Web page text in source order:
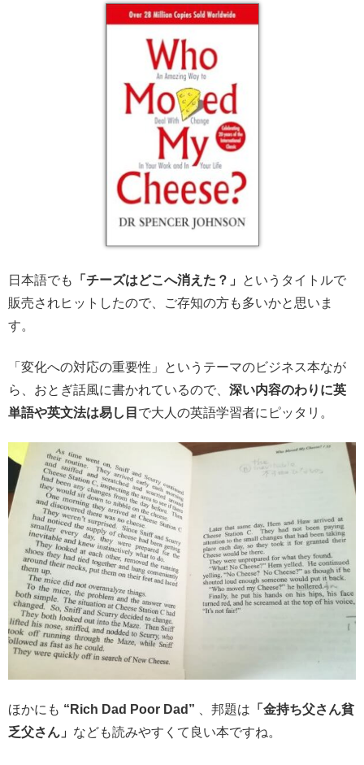
日本語でも 「チーズはどこへ消えた？」
というタイトルで
販売されヒットしたので、ご存知の方も多いかと思いま
す。
「変化への対応の重要性」というテーマのビジネス本なが
ら、おとぎ話風に書かれているので、 深い内容のわりに英
単語や英文法は易し目 で大人の英語学習者にピッタリ。
ほかにも “Rich Dad Poor Dad” 、邦題は 「金持ち父さん貧
乏父さん」 なども読みやすくて良い本ですね。